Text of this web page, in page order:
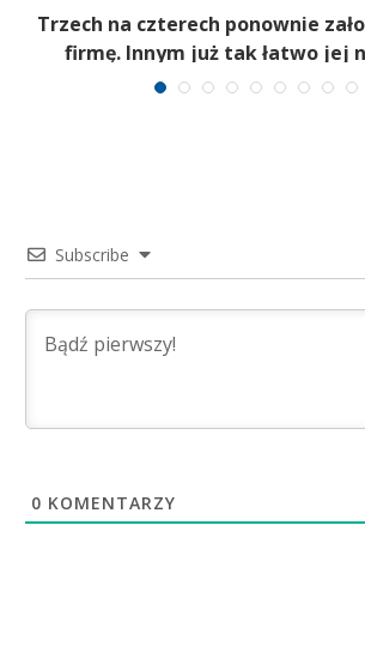
Trzech na czterech ponownie
firmę. Innym już tak łatwo jej
Subscribe
0 KOMENTARZY